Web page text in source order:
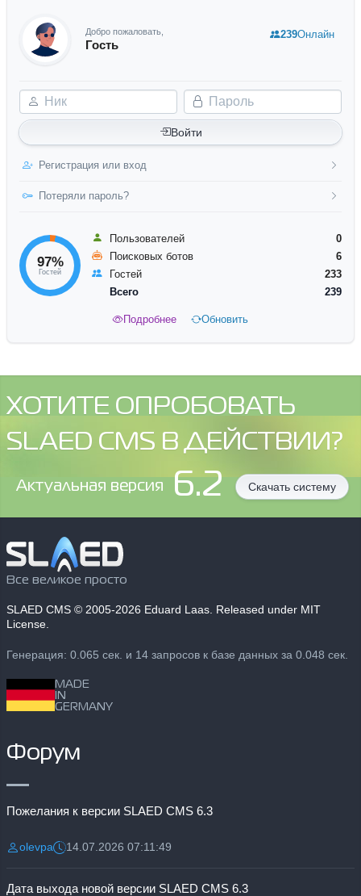
Добро пожаловать,
Гость
Ник Пароль
Войти
Регистрация или вход
Потеряли пароль?
239Онлайн
97%
Гостей
Пользователей
0
Поисковых ботов
6
Гостей
233
Всего
239
Подробнее Обновить
ХОТИТЕ ОПРОБОВАТЬ
SLAED CMS В ДЕЙСТВИИ?
Aктуальная версия 6.2 Скачать систему
Все великое просто
SLAED CMS © 2005-2026 Eduard Laas. Released under MIT
License.
Генерация: 0.065 сек. и 14 запросов к базе данных за 0.048 сек.
MADE
IN
GERMANY
Форум
Пожелания к версии SLAED CMS 6.3
Разместил:
olevpaДата:14.07.2026 07:11:49
Дата выхода новой версии SLAED CMS 6.3